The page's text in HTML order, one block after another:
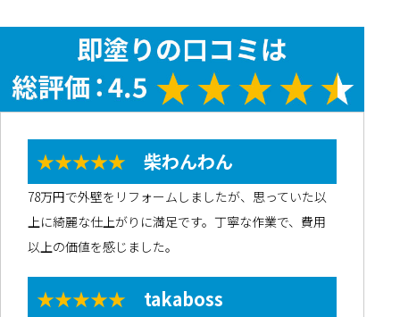
★★★★★ 柴わんわん
78万円で外壁をリフォームしましたが、思っていた以
上に綺麗な仕上がりに満足です。丁寧な作業で、費用
以上の価値を感じました。
★★★★★ takaboss